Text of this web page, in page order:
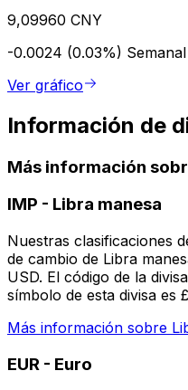
9,09960 CNY
-0.0024 (0.03%) Semanal
Ver gráfico
Información de
Más información
IMP - Libra manesa
Nuestras clasificaciones
de cambio de Libra
USD. El código de la
símbolo de esta divisa es
Más información sobre
EUR - Euro